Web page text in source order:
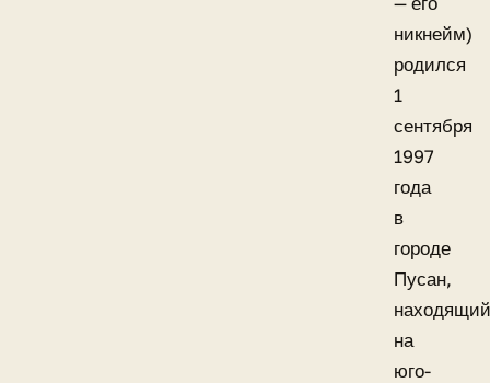
никнейм)
родился
1
сентября
1997
года
в
городе
Пусан,
на
юго-